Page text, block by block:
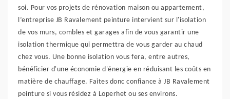
soi. Pour vos projets de rénovation maison ou appartement,
l’entreprise JB Ravalement peinture intervient sur l'isolation
de vos murs, combles et garages afin de vous garantir une
isolation thermique qui permettra de vous garder au chaud
chez vous. Une bonne isolation vous fera, entre autres,
bénéficier d'une économie d'énergie en réduisant les coûts en
matière de chauffage. Faites donc confiance à JB Ravalement
peinture si vous résidez à Loperhet ou ses environs.